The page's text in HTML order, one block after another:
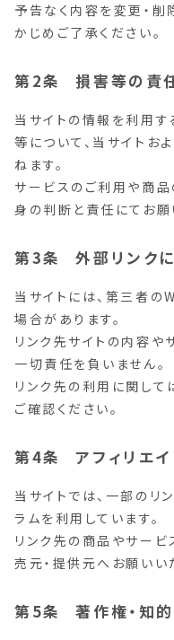
予告なく内容を変更・削
かじめご了承ください。
損害等の責
当サイトの情報を利用す
等について、当サイトお
ねます。
サービスのご利用や商品
身の判断と責任にてお願
外部リンク
当サイトには、第三者の
場合があります。
リンク先サイトの内容や
一切責任を負いません。
リンク先の利用に関して
ご確認ください。
アフィリエ
当サイトでは、一部のリ
ラムを利用しています。
リンク先の商品やサー
売元・提供元へお願いい
著作権・知